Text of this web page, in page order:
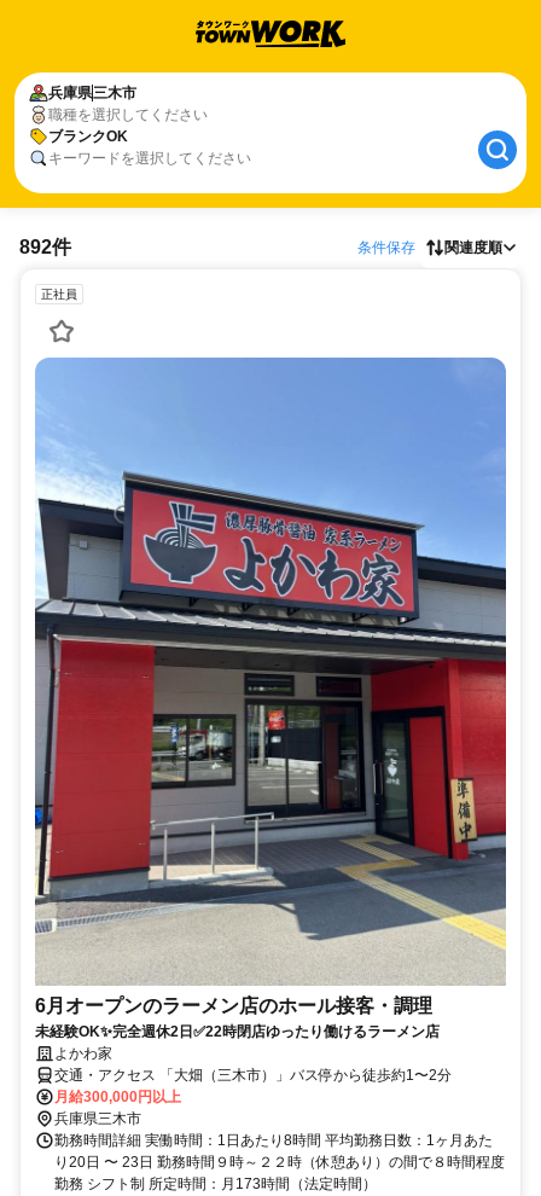
兵庫県三木市
職種を選択してください
ブランクOK
キーワードを選択してください
892件 条件保存 関連度順
正社員
6月オープンのラーメン店のホール接客・調理
未経験OK✨完全週休2日✅22時閉店ゆったり働けるラーメン店
よかわ家
交通・アクセス 「大畑（三木市）」バス停から徒歩約1〜2分
月給300,000円以上
兵庫県三木市
勤務時間詳細 実働時間：1日あたり8時間 平均勤務日数：1ヶ月あた
り20日 〜 23日 勤務時間９時～２２時（休憩あり）の間で８時間程度
勤務 シフト制 所定時間：月173時間（法定時間）